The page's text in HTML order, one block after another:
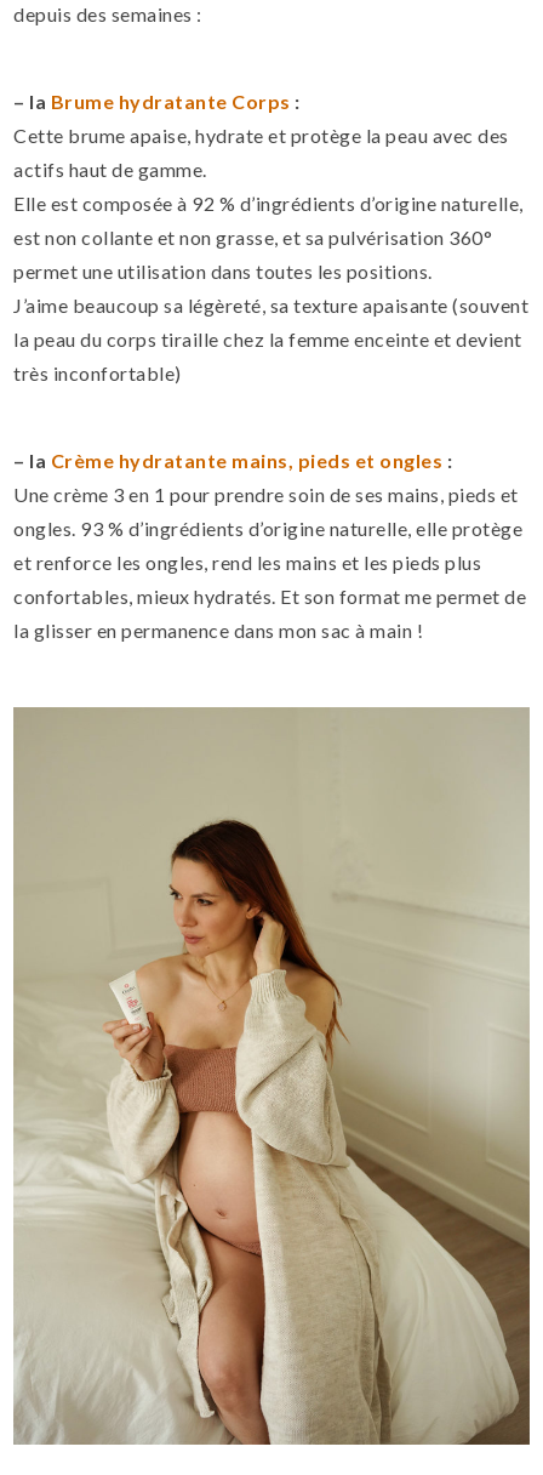
depuis des semaines :
– la Brume hydratante Corps :
Cette brume apaise, hydrate et protège la peau avec des
actifs haut de gamme.
Elle est composée à 92 % d’ingrédients d’origine naturelle,
est non collante et non grasse, et sa pulvérisation 360°
permet une utilisation dans toutes les positions.
J’aime beaucoup sa légèreté, sa texture apaisante (souvent
la peau du corps tiraille chez la femme enceinte et devient
très inconfortable)
– la Crème hydratante mains, pieds et ongles :
Une crème 3 en 1 pour prendre soin de ses mains, pieds et
ongles. 93 % d’ingrédients d’origine naturelle, elle protège
et renforce les ongles, rend les mains et les pieds plus
confortables, mieux hydratés. Et son format me permet de
la glisser en permanence dans mon sac à main !